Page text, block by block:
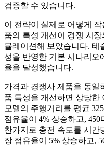
검증할 수 있습니다.
이 전략이 실제로 어떻게
품의 특성 개선이 경쟁 시
뮬레이션해 보았습니다. 테
성을 반영한 기본 시나리오
율을 달성했습니다.
가격과 경쟁사 제품을 동일
품 특성을 개선하면 상당한
모델의 주행거리를 ​​평균
점유율이 4% 상승하고,
찬가지로 충전 속도를 시간
장 점유율이 5% 상승하고,